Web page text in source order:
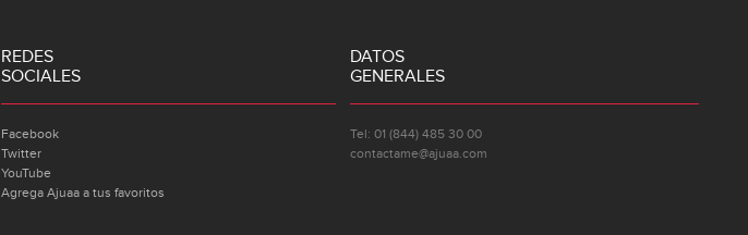
REDES
SOCIALES
Facebook
Twitter
YouTube
Agrega Ajuaa a tus favoritos
DATOS
GENERALES
Tel: 01 (844) 485 30 00
contactame@ajuaa.com